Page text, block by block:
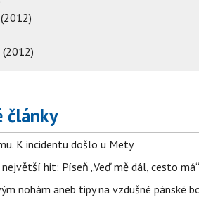
(2012)
články
K incidentu došlo u Mety
hit: Píseň „Veď mě dál, cesto
nohám aneb tipy na vzdušné pánské